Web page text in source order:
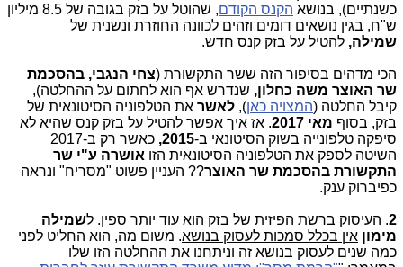
כשנתיים), בנושא הקנס הקודם
, שהוטל על בזק בגובה של 8.5 מיליון
ש"ח, בגין נושאים דומים וזהים לכוונה החוזרת ונשנית של
שמילה, להטיל על בזק קנס חדש.
הכי מדהים בסיפור הזה ששר התקשורת (צחי הנגבי, בהסכמת
שר האוצר משה כחלון, שנדרש אף הוא לחתום על ההחלטה),
קיבל החלטה (המצויה כאן), לאשר את הטלפוניה הסיטונאית של
בזק, בסוף מאי 2017
. אז איך אפשר להטיל על בזק קנס שהיא לא
סיפקה טלפונייה בשוק הסיטונאי ב-2015,
כאשר רק ב-2017
השיטה לספק את הטלפוניה הסיטונאית הזו אושרה ע"י שר
התקשורת בהסכמת שר האוצר?? העניין פשוט "מסריח" ונראה
כפיברוק ענק.
2. העיסוק ברשת הפיזית של בזק הוא עוד יותר ספין. לשמילה
מימון אין בכלל סמכות לעסוק בנושא. משום מה, הוא החליט לפני
כמה שנים לעסוק בנושא זה וניתחנו את ההחלטה הזו שלו